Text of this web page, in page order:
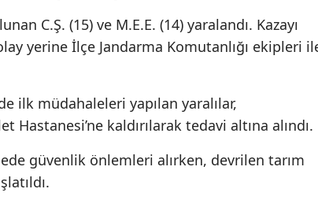
C.Ş. (15) ve M.E.E. (14) yaralandı. Kazayı
yerine İlçe Jandarma Komutanlığı ekipleri
ilk müdahaleleri yapılan yaralılar,
kaldırılarak tedavi altına alındı.
güvenlik önlemleri alırken, devrilen tarım